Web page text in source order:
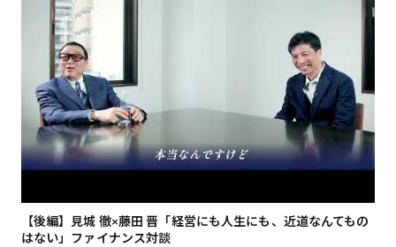
【後編】見城 徹×藤田 晋「経営にも人生にも、近道なんてもの
はない」ファイナンス対談